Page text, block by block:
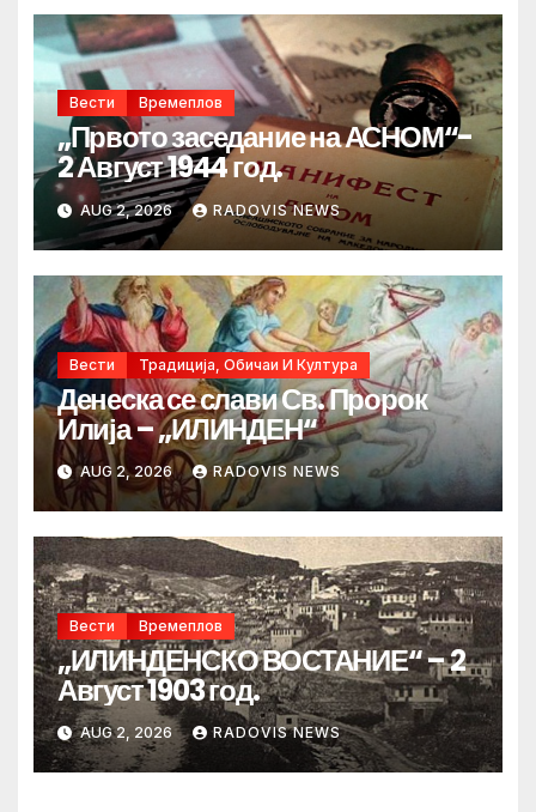
Вести Времеплов
„Првото заседание на АСНОМ“-
2 Август 1944 год.
AUG 2, 2026 RADOVIS NEWS
Вести Традиција, Обичаи И Култура
Денеска се слави Св. Пророк
Илија – „ИЛИНДЕН“
AUG 2, 2026 RADOVIS NEWS
Вести Времеплов
„ИЛИНДЕНСКО ВОСТАНИЕ“ – 2
Август 1903 год.
AUG 2, 2026 RADOVIS NEWS